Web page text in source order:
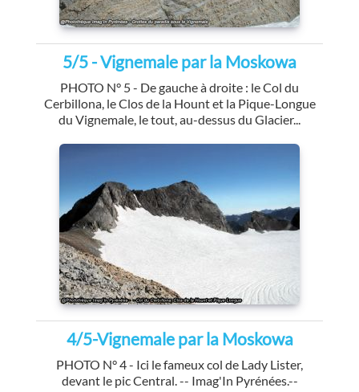
5/5 - Vignemale par la Moskowa
PHOTO N° 5 - De gauche à droite : le Col du
Cerbillona, le Clos de la Hount et la Pique-Longue
du Vignemale, le tout, au-dessus du Glacier...
4/5-Vignemale par la Moskowa
PHOTO N° 4 - Ici le fameux col de Lady Lister,
devant le pic Central. -- Imag'In Pyrénées.--